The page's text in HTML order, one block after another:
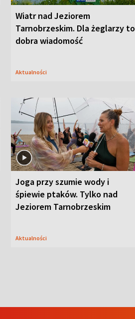
Wiatr nad Jeziorem
Tarnobrzeskim. Dla żeglarzy to
dobra wiadomość
Aktualności
Joga przy szumie wody i
śpiewie ptaków. Tylko nad
Jeziorem Tarnobrzeskim
Aktualności